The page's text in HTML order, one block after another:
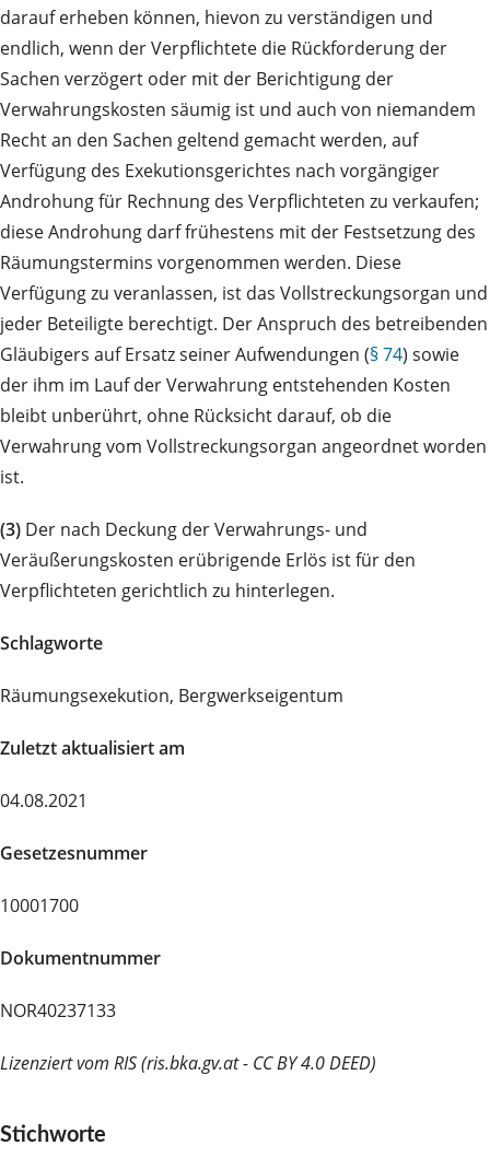
darauf erheben können, hievon zu verständigen und
endlich, wenn der Verpflichtete die Rückforderung der
Sachen verzögert oder mit der Berichtigung der
Verwahrungskosten säumig ist und auch von niemandem
Recht an den Sachen geltend gemacht werden, auf
Verfügung des Exekutionsgerichtes nach vorgängiger
Androhung für Rechnung des Verpflichteten zu verkaufen;
diese Androhung darf frühestens mit der Festsetzung des
Räumungstermins vorgenommen werden. Diese
Verfügung zu veranlassen, ist das Vollstreckungsorgan und
jeder Beteiligte berechtigt. Der Anspruch des betreibenden
Gläubigers auf Ersatz seiner Aufwendungen (§ 74) sowie
der ihm im Lauf der Verwahrung entstehenden Kosten
bleibt unberührt, ohne Rücksicht darauf, ob die
Verwahrung vom Vollstreckungsorgan angeordnet worden
ist.
(3) Der nach Deckung der Verwahrungs- und
Veräußerungskosten erübrigende Erlös ist für den
Verpflichteten gerichtlich zu hinterlegen.
Schlagworte
Räumungsexekution, Bergwerkseigentum
Zuletzt aktualisiert am
04.08.2021
Gesetzesnummer
10001700
Dokumentnummer
NOR40237133
Lizenziert vom RIS (ris.bka.gv.at - CC BY 4.0 DEED)
Stichworte